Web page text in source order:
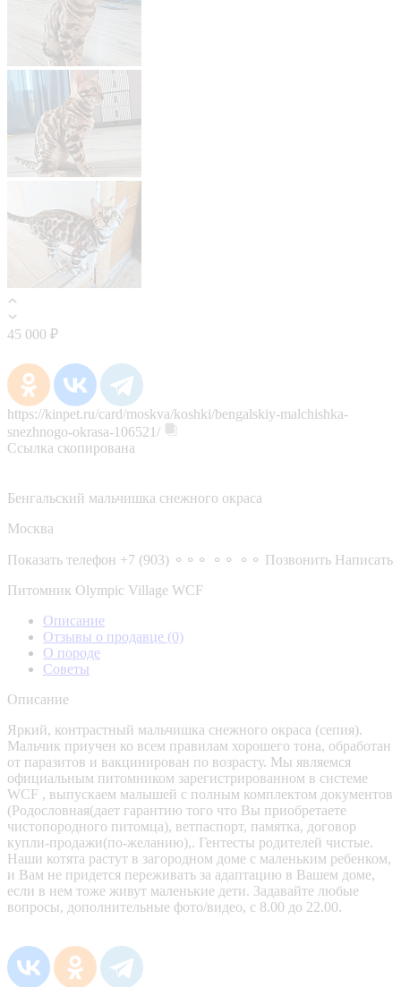
45 000 ₽
https://kinpet.ru/card/moskva/koshki/bengalskiy-malchishka-
snezhnogo-okrasa-106521/
Ссылка скопирована
Бенгальский мальчишка снежного окраса
Москва
Показать телефон +7 (903) ⚬⚬⚬ ⚬⚬ ⚬⚬ Позвонить Написать
Питомник Olympic Village WCF
Описание
Отзывы о продавце (0)
О породе
Советы
Описание
Яркий, контрастный мальчишка снежного окраса (сепия).
Мальчик приучен ко всем правилам хорошего тона, обработан
от паразитов и вакцинирован по возрасту. Мы являемся
официальным питомником зарегистрированном в системе
WCF , выпускаем малышей с полным комплектом документов
(Родословная(дает гарантию того что Вы приобретаете
чистопородного питомца), ветпаспорт, памятка, договор
купли-продажи(по-желанию),. Гентесты родителей чистые.
Наши котята растут в загородном доме с маленьким ребенком,
и Вам не придется переживать за адаптацию в Вашем доме,
если в нем тоже живут маленькие дети. Задавайте любые
вопросы, дополнительные фото/видео, с 8.00 до 22.00.